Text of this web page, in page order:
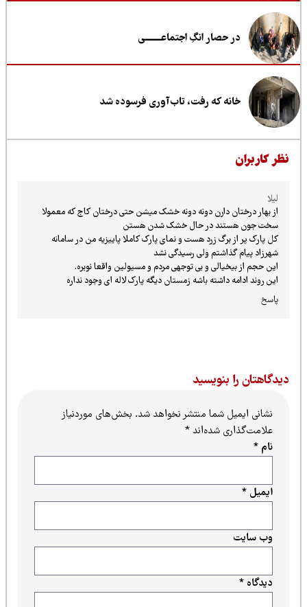
در حصار انگِ اجتماعــــــــی
خانه که رفت، تاب‌آوری فرسوده شد
کاربران
از بهار درختان دارن دونه دونه خشک میشن حتی درختان کاج که معمولا
سخت جون هستند در حال خشک شدن هستن
کل پارک پر از برگ زرد هست و نمای پارک کاملا پاییزیه من در سامانه
شهرزاد پیام گذاشتم ولی رسیدگی نشد
این حجم از بیخیالی و بی توجهی مردم و مسیولین واقعا نوبره.
این روند ادامه داشته باشه زمستان دیگه پارک لاله ای وجود نداره
را بنویسید
نشانی ایمیل شما منتشر نخواهد شد.بخش‌های موردنیاز
علامت‌گذاری شده‌اند*
دیدگاه*
ایمیل*
وب‌ سایت